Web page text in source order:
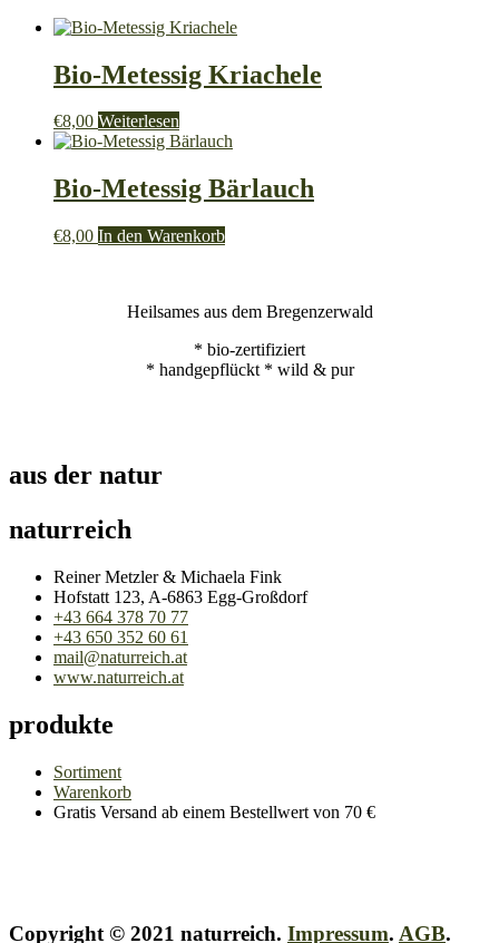
Bio-Metessig Kriachele
€8,00 Weiterlesen
Bio-Metessig Bärlauch
€8,00 In den Warenkorb
Heilsames aus dem Bregenzerwald
* bio-zertifiziert
* handgepflückt * wild & pur
aus der natur
naturreich
Reiner Metzler & Michaela Fink
Hofstatt 123, A-6863 Egg-Großdorf
+43 664 378 70 77
+43 650 352 60 61
mail@naturreich.at
www.naturreich.at
produkte
Sortiment
Warenkorb
Gratis Versand ab einem Bestellwert von 70 €
Copyright © 2021 naturreich. Impressum. AGB.